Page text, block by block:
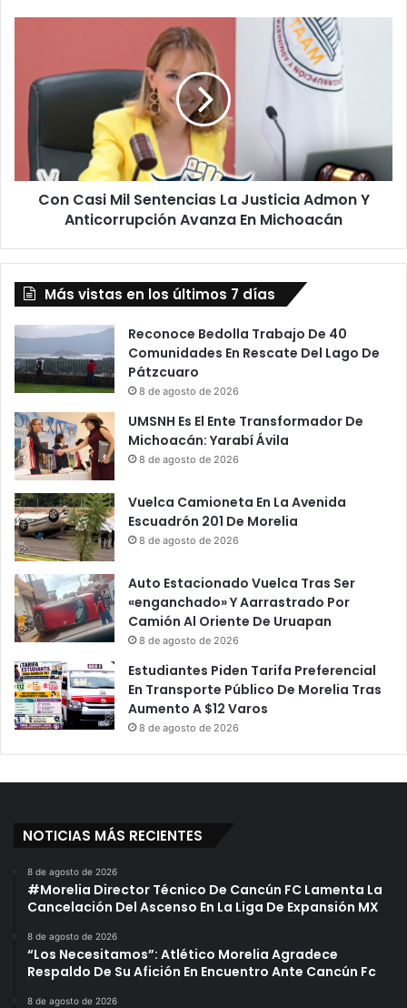
Sentencias
Justicia
Anticorrupción
AvanzaCon Casi Mil Sentencias La Justicia Admon Y
Anticorrupción Avanza En Michoacán
Más vistas en los últimos 7 días
Reconoce Bedolla Trabajo De 40
Comunidades En Rescate Del Lago De
Pátzcuaro
8 de agosto de 2026
UMSNH Es El Ente Transformador De
Michoacán: Yarabí Ávila
8 de agosto de 2026
Vuelca Camioneta En La Avenida
Escuadrón 201 De Morelia
8 de agosto de 2026
Auto Estacionado Vuelca Tras Ser
«enganchado» Y Aarrastrado Por
Camión Al Oriente De Uruapan
8 de agosto de 2026
Estudiantes Piden Tarifa Preferencial
En Transporte Público De Morelia Tras
Aumento A $12 Varos
8 de agosto de 2026
NOTICIAS MÁS RECIENTES
8 de agosto de 2026
#Morelia Director Técnico De Cancún FC Lamenta La
Cancelación Del Ascenso En La Liga De Expansión MX
8 de agosto de 2026
“Los Necesitamos”: Atlético Morelia Agradece
Respaldo De Su Afición En Encuentro Ante Cancún Fc
8 de agosto de 2026